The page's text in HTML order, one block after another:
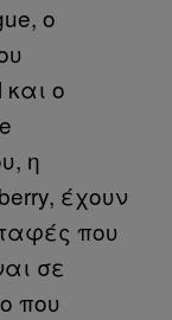
ο
και ο
η
έχουν
ταφές που
σε
που